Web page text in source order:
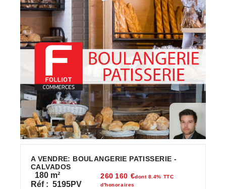
A VENDRE: BOULANGERIE PATISSERIE -
CALVADOS
180 m²
Réf : 5195PV
260 160 €dont 8.4% TTC
d'honoraires